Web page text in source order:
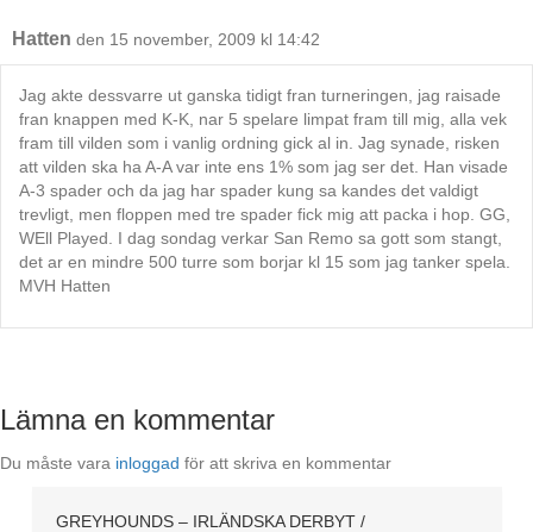
Hatten den 15 november, 2009 kl 14:42
Jag akte dessvarre ut ganska tidigt fran turneringen, jag raisade
fran knappen med K-K, nar 5 spelare limpat fram till mig, alla vek
fram till vilden som i vanlig ordning gick al in. Jag synade, risken
att vilden ska ha A-A var inte ens 1% som jag ser det. Han visade
A-3 spader och da jag har spader kung sa kandes det valdigt
trevligt, men floppen med tre spader fick mig att packa i hop. GG,
WEll Played. I dag sondag verkar San Remo sa gott som stangt,
det ar en mindre 500 turre som borjar kl 15 som jag tanker spela.
MVH Hatten
Lämna en kommentar
Du måste vara inloggad för att skriva en kommentar
GREYHOUNDS – IRLÄNDSKA DERBYT /